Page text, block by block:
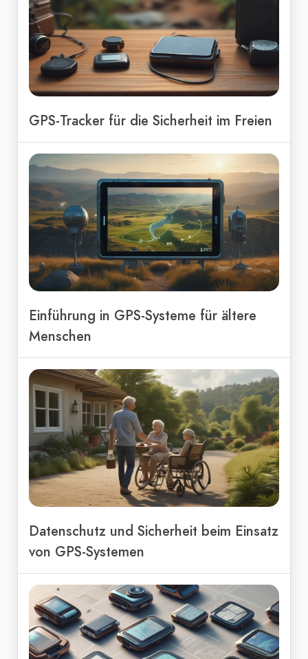
GPS-Tracker für die Sicherheit im Freien
Einführung in GPS-Systeme für ältere
Menschen
Datenschutz und Sicherheit beim Einsatz
von GPS-Systemen